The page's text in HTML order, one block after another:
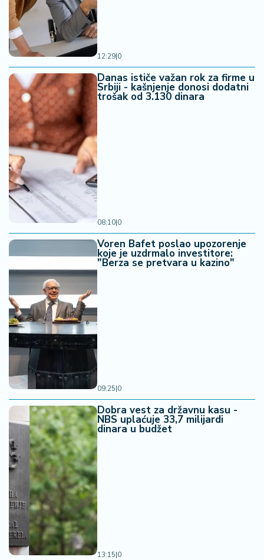
12:29|0
Danas ističe važan rok za firme u
Srbiji - kašnjenje donosi dodatni
trošak od 3.130 dinara
08:10|0
Voren Bafet poslao upozorenje
koje je uzdrmalo investitore:
"Berza se pretvara u kazino"
09:25|0
Dobra vest za državnu kasu -
NBS uplaćuje 33,7 milijardi
dinara u budžet
13:15|0